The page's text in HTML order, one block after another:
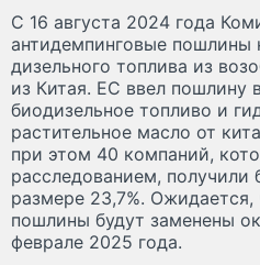
С 16 августа 2024 года
антидемпинговые пошлины
дизельного топлива из
из Китая. ЕС ввел пошлину
биодизельное топливо и
растительное масло от
при этом 40 компаний,
расследованием, получили
размере 23,7%.
пошлины будут заменены
феврале 2025 года.